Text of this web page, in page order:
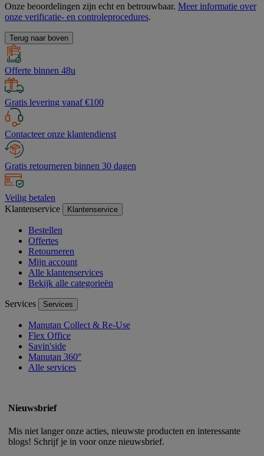
Onze beoordelingen zijn echt en betrouwbaar. Meer informatie over
onze verificatie- en controleprocedures.
Terug naar boven
Offerte binnen 48u
Gratis levering vanaf €100
Contacteer onze klantendienst
Gratis retourneren binnen 30 dagen
Veilig betalen
Klantenservice
Klantenservice
Bestellen
Offertes
Retourneren
Mijn account
Alle klantenservices
Bekijk alle categorieën
Services Services
Manutan Collect & Re-Use
Flex Office
Savin'side
Manutan 360°
Alle services
Nieuwsbrief
Mis niet langer onze acties, nieuwste producten en interessante
blogs! Schrijf je in voor onze nieuwsbrief.